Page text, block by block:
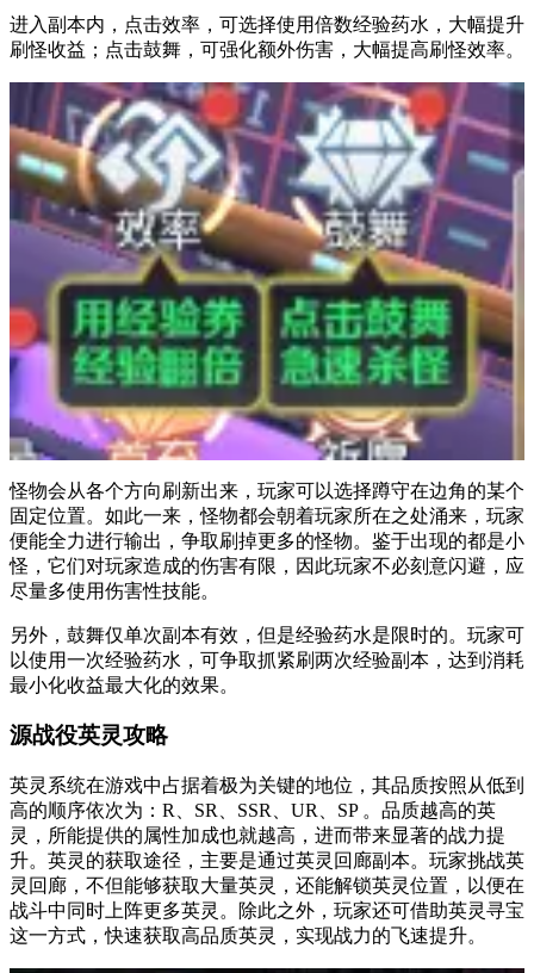
进入副本内，点击效率，可选择使用倍数经验药水，大幅提升
刷怪收益；点击鼓舞，可强化额外伤害，大幅提高刷怪效率。
怪物会从各个方向刷新出来，玩家可以选择蹲守在边角的某个
固定位置。如此一来，怪物都会朝着玩家所在之处涌来，玩家
便能全力进行输出，争取刷掉更多的怪物。鉴于出现的都是小
怪，它们对玩家造成的伤害有限，因此玩家不必刻意闪避，应
尽量多使用伤害性技能。
另外，鼓舞仅单次副本有效，但是经验药水是限时的。玩家可
以使用一次经验药水，可争取抓紧刷两次经验副本，达到消耗
最小化收益最大化的效果。
源战役英灵攻略
英灵系统在游戏中占据着极为关键的地位，其品质按照从低到
高的顺序依次为：R、SR、SSR、UR、SP 。品质越高的英
灵，所能提供的属性加成也就越高，进而带来显著的战力提
升。英灵的获取途径，主要是通过英灵回廊副本。玩家挑战英
灵回廊，不但能够获取大量英灵，还能解锁英灵位置，以便在
战斗中同时上阵更多英灵。除此之外，玩家还可借助英灵寻宝
这一方式，快速获取高品质英灵，实现战力的飞速提升。